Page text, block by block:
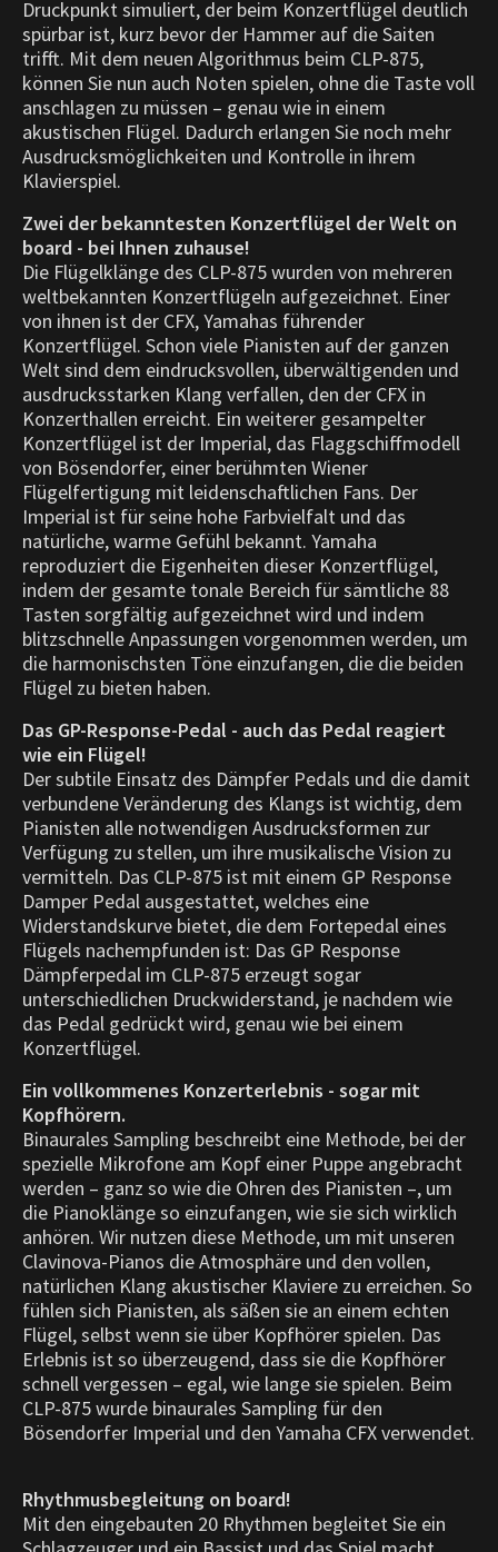
Druckpunkt simuliert, der beim Konzertflügel deutlich
spürbar ist, kurz bevor der Hammer auf die Saiten
trifft. Mit dem neuen Algorithmus beim CLP-875,
können Sie nun auch Noten spielen, ohne die Taste voll
anschlagen zu müssen – genau wie in einem
akustischen Flügel. Dadurch erlangen Sie noch mehr
Ausdrucksmöglichkeiten und Kontrolle in ihrem
Klavierspiel.
Zwei der bekanntesten Konzertflügel der Welt on
board - bei Ihnen zuhause!
Die Flügelklänge des CLP-875 wurden von mehreren
weltbekannten Konzertflügeln aufgezeichnet. Einer
von ihnen ist der CFX, Yamahas führender
Konzertflügel. Schon viele Pianisten auf der ganzen
Welt sind dem eindrucksvollen, überwältigenden und
ausdrucksstarken Klang verfallen, den der CFX in
Konzerthallen erreicht. Ein weiterer gesampelter
Konzertflügel ist der Imperial, das Flaggschiffmodell
von Bösendorfer, einer berühmten Wiener
Flügelfertigung mit leidenschaftlichen Fans. Der
Imperial ist für seine hohe Farbvielfalt und das
natürliche, warme Gefühl bekannt. Yamaha
reproduziert die Eigenheiten dieser Konzertflügel,
indem der gesamte tonale Bereich für sämtliche 88
Tasten sorgfältig aufgezeichnet wird und indem
blitzschnelle Anpassungen vorgenommen werden, um
die harmonischsten Töne einzufangen, die die beiden
Flügel zu bieten haben.
Das GP-Response-Pedal - auch das Pedal reagiert
wie ein Flügel!
Der subtile Einsatz des Dämpfer Pedals und die damit
verbundene Veränderung des Klangs ist wichtig, dem
Pianisten alle notwendigen Ausdrucksformen zur
Verfügung zu stellen, um ihre musikalische Vision zu
vermitteln. Das CLP-875 ist mit einem GP Response
Damper Pedal ausgestattet, welches eine
Widerstandskurve bietet, die dem Fortepedal eines
Flügels nachempfunden ist: Das GP Response
Dämpferpedal im CLP-875 erzeugt sogar
unterschiedlichen Druckwiderstand, je nachdem wie
das Pedal gedrückt wird, genau wie bei einem
Konzertflügel.
Ein vollkommenes Konzerterlebnis - sogar mit
Kopfhörern.
Binaurales Sampling beschreibt eine Methode, bei der
spezielle Mikrofone am Kopf einer Puppe angebracht
werden – ganz so wie die Ohren des Pianisten –, um
die Pianoklänge so einzufangen, wie sie sich wirklich
anhören. Wir nutzen diese Methode, um mit unseren
Clavinova-Pianos die Atmosphäre und den vollen,
natürlichen Klang akustischer Klaviere zu erreichen. So
fühlen sich Pianisten, als säßen sie an einem echten
Flügel, selbst wenn sie über Kopfhörer spielen. Das
Erlebnis ist so überzeugend, dass sie die Kopfhörer
schnell vergessen – egal, wie lange sie spielen. Beim
CLP-875 wurde binaurales Sampling für den
Bösendorfer Imperial und den Yamaha CFX verwendet.
Rhythmusbegleitung on board!
Mit den eingebauten 20 Rhythmen begleitet Sie ein